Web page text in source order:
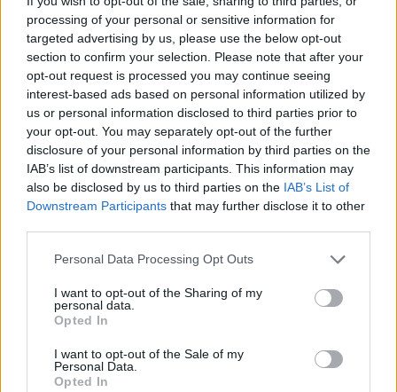
processing of your personal or sensitive information for
targeted advertising by us, please use the below opt-out
section to confirm your selection. Please note that after your
opt-out request is processed you may continue seeing
interest-based ads based on personal information utilized by
us or personal information disclosed to third parties prior to
your opt-out. You may separately opt-out of the further
disclosure of your personal information by third parties on the
IAB’s list of downstream participants. This information may
also be disclosed by us to third parties on the IAB’s List of
Downstream Participants that may further disclose it to other
Personal Data Processing Opt Outs
I want to opt-out of the Sharing of my
personal data.
Opted In
I want to opt-out of the Sale of my
Personal Data.
Opted In
compagnie française Canhegat a créé le collier connecté
par une application.
Il pourra ainsivous indiquer de quel apport votre
chien/chat a besoin selon sa taille, son poids etc.
Alors, tentée ?